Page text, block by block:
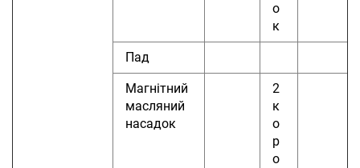
о
к
Пад
Магнітний
масляний
насадок
2
к
о
р
о